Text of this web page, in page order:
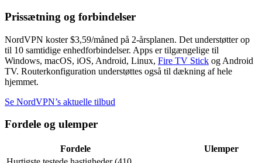
Prissætning og forbindelser
NordVPN koster $3,59/måned på 2-årsplanen. Det understøtter op
til 10 samtidige enhedforbindelser. Apps er tilgængelige til
Windows, macOS, iOS, Android, Linux, Fire TV Stick og Android
TV. Routerkonfiguration understøttes også til dækning af hele
hjemmet.
Se NordVPN’s aktuelle tilbud
Fordele og ulemper
Fordele
Ulemper